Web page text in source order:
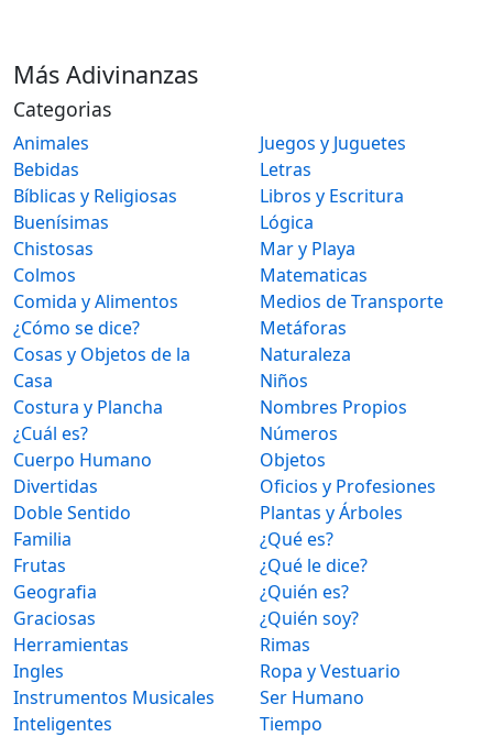
Más Adivinanzas
Categorias
Animales
Bebidas
Bíblicas y Religiosas
Buenísimas
Chistosas
Colmos
Comida y Alimentos
¿Cómo se dice?
Cosas y Objetos de la
Casa
Costura y Plancha
¿Cuál es?
Cuerpo Humano
Divertidas
Doble Sentido
Familia
Frutas
Geografia
Graciosas
Herramientas
Ingles
Instrumentos Musicales
Inteligentes
Juegos y Juguetes
Letras
Libros y Escritura
Lógica
Mar y Playa
Matematicas
Medios de Transporte
Metáforas
Naturaleza
Niños
Nombres Propios
Números
Objetos
Oficios y Profesiones
Plantas y Árboles
¿Qué es?
¿Qué le dice?
¿Quién es?
¿Quién soy?
Rimas
Ropa y Vestuario
Ser Humano
Tiempo